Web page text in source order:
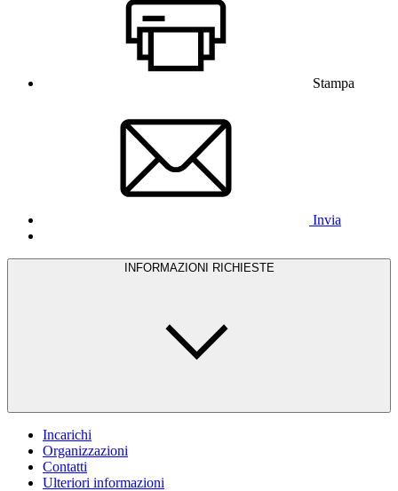
Stampa
Invia
INFORMAZIONI RICHIESTE
Incarichi
Organizzazioni
Contatti
Ulteriori informazioni